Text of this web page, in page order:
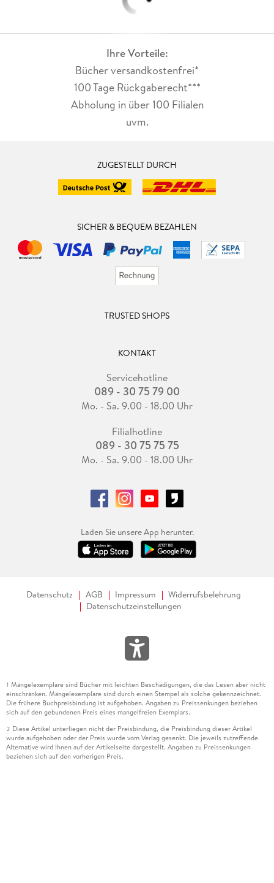
Ihre Vorteile:
Bücher versandkostenfrei*
100 Tage Rückgaberecht***
Abholung in über 100 Filialen
uvm.
ZUGESTELLT DURCH
SICHER & BEQUEM BEZAHLEN
TRUSTED SHOPS
KONTAKT
Servicehotline
089 - 30 75 79 00
Mo. - Sa. 9.00 - 18.00 Uhr
Filialhotline
089 - 30 75 75 75
Mo. - Sa. 9.00 - 18.00 Uhr
Laden Sie unsere App herunter.
Datenschutz AGB Impressum
Widerrufsbelehrung
Datenschutzeinstellungen
1 Mängelexemplare sind Bücher mit leichten Beschädigungen, die das Lesen aber nicht
einschränken. Mängelexemplare sind durch einen Stempel als solche gekennzeichnet.
Die frühere Buchpreisbindung ist aufgehoben. Angaben zu Preissenkungen beziehen
sich auf den gebundenen Preis eines mangelfreien Exemplars.
2 Diese Artikel unterliegen nicht der Preisbindung, die Preisbindung dieser Artikel
wurde aufgehoben oder der Preis wurde vom Verlag gesenkt. Die jeweils zutreffende
Alternative wird Ihnen auf der Artikelseite dargestellt. Angaben zu Preissenkungen
beziehen sich auf den vorherigen Preis.